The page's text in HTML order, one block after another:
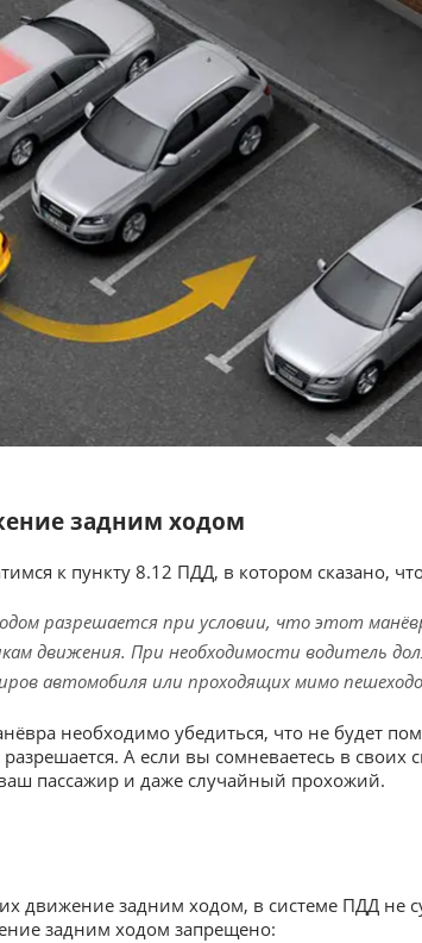
задним ходом
к пункту 8.12 ПДД, в котором сказано,
разрешается при условии, что этот
движения. При необходимости водитель
автомобиля или проходящих мимо
необходимо убедиться, что не будет
А если вы сомневаетесь в
пассажир и даже случайный прохожий.
движение задним ходом, в системе ПДД не
задним ходом запрещено: